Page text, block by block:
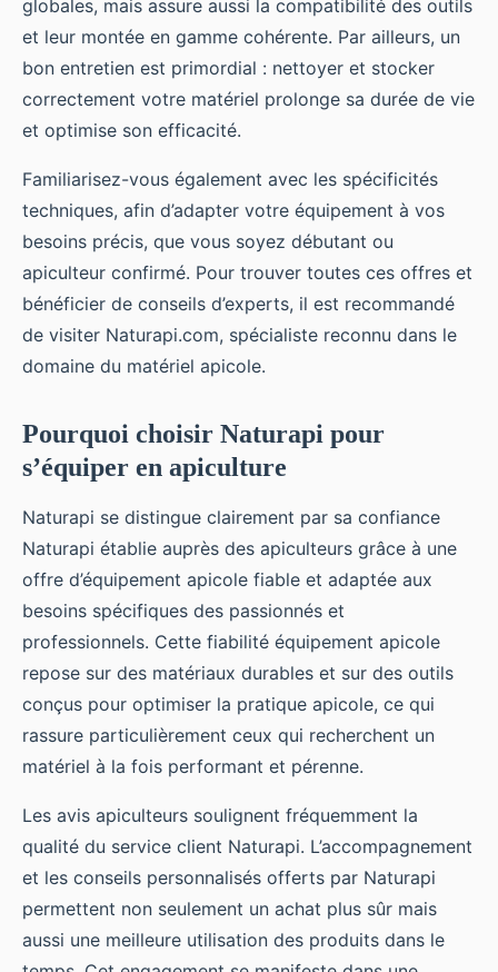
globales, mais assure aussi la compatibilité des outils
et leur montée en gamme cohérente. Par ailleurs, un
bon entretien est primordial : nettoyer et stocker
correctement votre matériel prolonge sa durée de vie
et optimise son efficacité.
Familiarisez-vous également avec les spécificités
techniques, afin d’adapter votre équipement à vos
besoins précis, que vous soyez débutant ou
apiculteur confirmé. Pour trouver toutes ces offres et
bénéficier de conseils d’experts, il est recommandé
de visiter Naturapi.com, spécialiste reconnu dans le
domaine du matériel apicole.
Pourquoi choisir Naturapi pour
s’équiper en apiculture
Naturapi se distingue clairement par sa confiance
Naturapi établie auprès des apiculteurs grâce à une
offre d’équipement apicole fiable et adaptée aux
besoins spécifiques des passionnés et
professionnels. Cette fiabilité équipement apicole
repose sur des matériaux durables et sur des outils
conçus pour optimiser la pratique apicole, ce qui
rassure particulièrement ceux qui recherchent un
matériel à la fois performant et pérenne.
Les avis apiculteurs soulignent fréquemment la
qualité du service client Naturapi. L’accompagnement
et les conseils personnalisés offerts par Naturapi
permettent non seulement un achat plus sûr mais
aussi une meilleure utilisation des produits dans le